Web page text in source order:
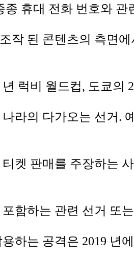
종 휴대 전화 번호와 관
작 된 콘텐츠의 측면
년 럭비 월드컵, 도쿄의
라의 다가오는 선거.
켓 판매를 주장하는
함하는 관련 선거 또
하는 공격은 2019 년